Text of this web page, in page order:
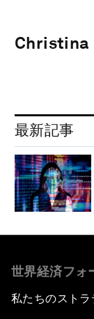
Christina
最新記事
世界経済フォ
私たちのストラ